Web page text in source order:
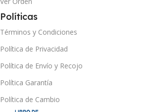
Políticas
Términos y Condiciones
Política de Privacidad
Política de Envío y Recojo
Política Garantía
Política de Cambio